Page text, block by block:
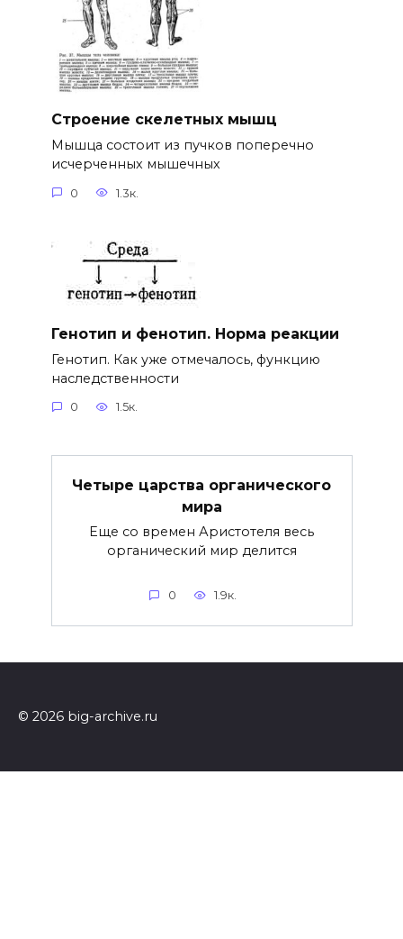
Строение скелетных мышц
Мышца состоит из пучков поперечно
исчерченных мышечных
0 1.3к.
Генотип и фенотип. Норма реакции
Генотип. Как уже отмечалось, функцию
наследственности
0 1.5к.
Четыре царства органического
мира
Еще со времен Аристотеля весь
органический мир делится
0 1.9к.
© 2026 big-archive.ru